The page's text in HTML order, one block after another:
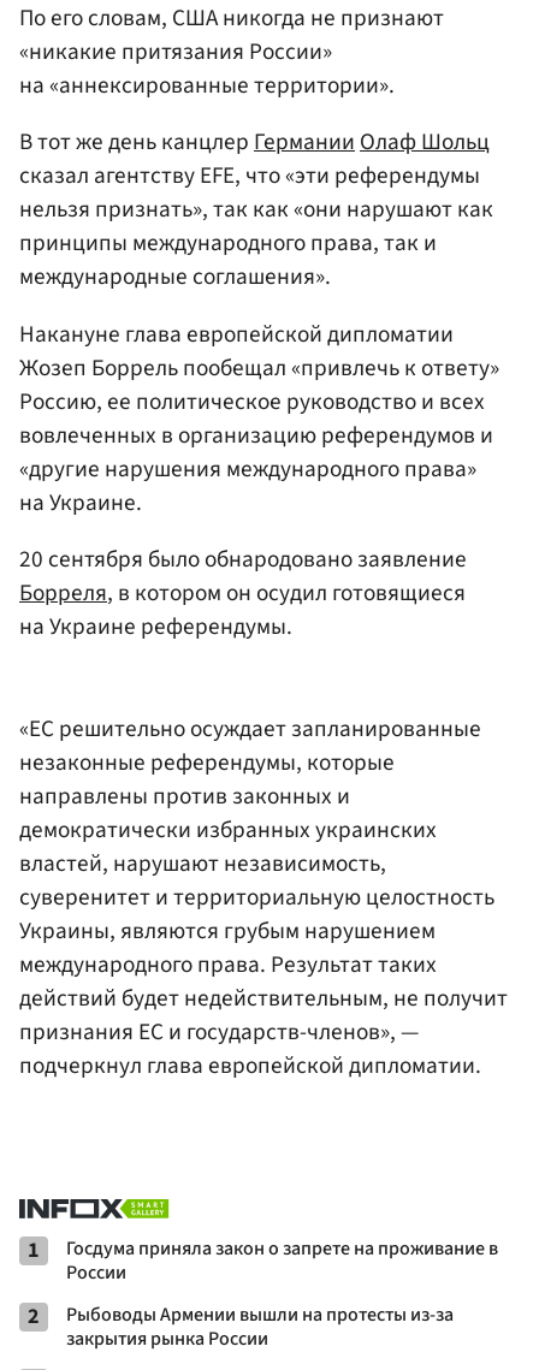
По его словам, США никогда не признают
«никакие притязания России»
на «аннексированные территории».
В тот же день канцлерГерманииОлаф Шольц
сказал агентству EFE, что «эти референдумы
нельзя признать», так как «они нарушают как
принципы международного права, так и
международные соглашения».
Накануне глава европейской дипломатии
Жозеп Боррель пообещал «привлечь к ответу»
Россию, ее политическое руководство и всех
вовлеченных в организацию референдумов и
«другие нарушения международного права»
на Украине.
20 сентября было обнародовано заявление
Борреля, в котором он осудил готовящиеся
на Украине референдумы.
«ЕС решительно осуждает запланированные
незаконные референдумы, которые
направлены против законных и
демократически избранных украинских
властей, нарушают независимость,
суверенитет и территориальную целостность
Украины, являются грубым нарушением
международного права. Результат таких
действий будет недействительным, не получит
признания ЕС и государств-членов», —
подчеркнул глава европейской дипломатии.
1
Госдума приняла закон о запрете на проживание в
России
2
Рыбоводы Армении вышли на протесты из-за
закрытия рынка России